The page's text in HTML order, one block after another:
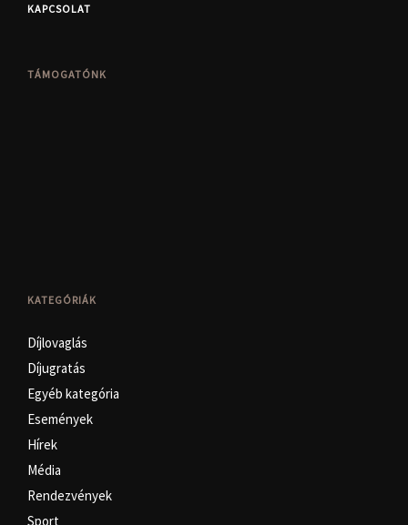
KAPCSOLAT
TÁMOGATÓNK
KATEGÓRIÁK
Díjlovaglás
Díjugratás
Egyéb kategória
Események
Hírek
Média
Rendezvények
Sport